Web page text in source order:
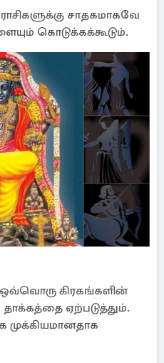
ராசிகளுக்கு சாதகமாகவே
கொடுக்கக்கூடும்.
ஒவ்வொரு கிரகங்களின்
தாக்கத்தை ஏற்படுத்தும்.
முக்கியமானதாக